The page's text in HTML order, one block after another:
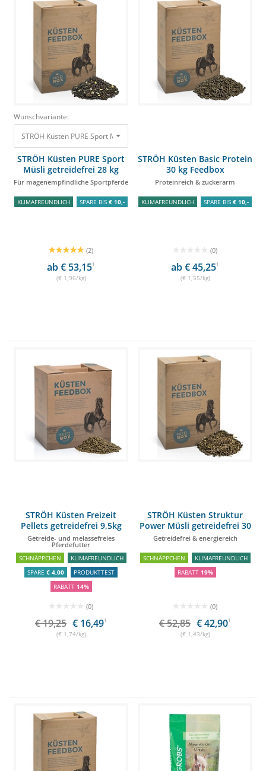
Wunschvariante:
STRÖH Küsten PURE Sport Müsli getreidefrei 28 kg Feedbox Für
STRÖH Küsten PURE Sport
Müsli getreidefrei 28 kg
Feedbox
Für magenempfindliche Sportpferde
KLIMAFREUNDLICH SPARE BIS € 10,-
(2)
ab € 53,151
(€ 1,96/kg)
STRÖH Küsten Basic Protein
30 kg Feedbox
Proteinreich & zuckerarm
KLIMAFREUNDLICH SPARE BIS € 10,-
(0)
ab € 45,251
(€ 1,55/kg)
STRÖH Küsten Freizeit
Pellets getreidefrei 9,5kg
Feedbox
Getreide- und melassefreies
Pferdefutter
SCHNÄPPCHEN
KLIMAFREUNDLICH
SPARE € 4,00
PRODUKTTEST
RABATT 14%
(0)
€ 19,25 € 16,491
(€ 1,74/kg)
STRÖH Küsten Struktur
Power Müsli getreidefrei 30
kg Feedbox
Getreidefrei & energiereich
SCHNÄPPCHEN
KLIMAFREUNDLICH
RABATT 19%
(0)
€ 52,85 € 42,901
(€ 1,43/kg)